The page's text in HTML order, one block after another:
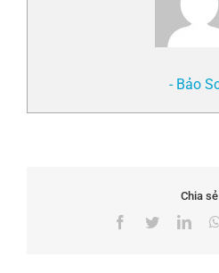
- Bảo
Chia sẻ
Facebook
Twitter